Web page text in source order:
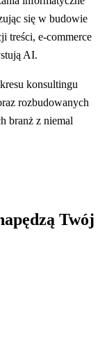
się w budowie
treści, e-commerce
AI.
konsultingu
rozbudowanych
branż z niemal
Twój